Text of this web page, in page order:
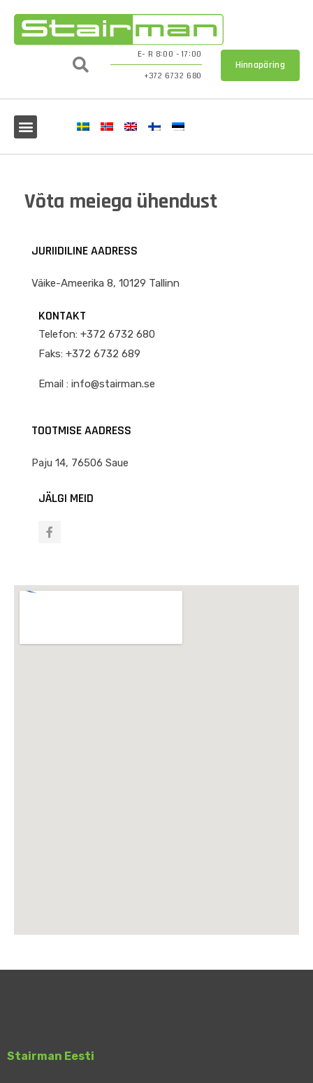
E- R 8:00 - 17:00
+372 6732 680
Hinnapäring
Võta meiega ühendust
JURIIDILINE AADRESS
Väike-Ameerika 8, 10129 Tallinn
KONTAKT
Telefon: +372 6732 680
Faks: +372 6732 689
Email : info@stairman.se
TOOTMISE AADRESS
Paju 14, 76506 Saue
JÄLGI MEID
Stairman Eesti